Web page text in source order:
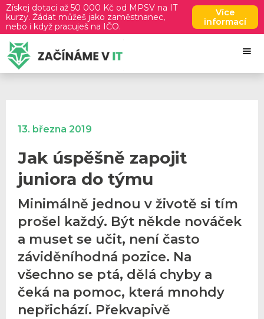
Získej dotaci až 50 000 Kč od MPSV na IT
kurzy. Žádat můžeš jako zaměstnanec,
nebo i když pracuješ na IČO.
Více
informací
13. března 2019
Jak úspěšně zapojit
juniora do týmu
Minimálně jednou v životě si tím
prošel každý. Být někde nováček
a muset se učit, není často
záviděníhodná pozice. Na
všechno se ptá, dělá chyby a
čeká na pomoc, která mnohdy
nepřichází. Překvapivě